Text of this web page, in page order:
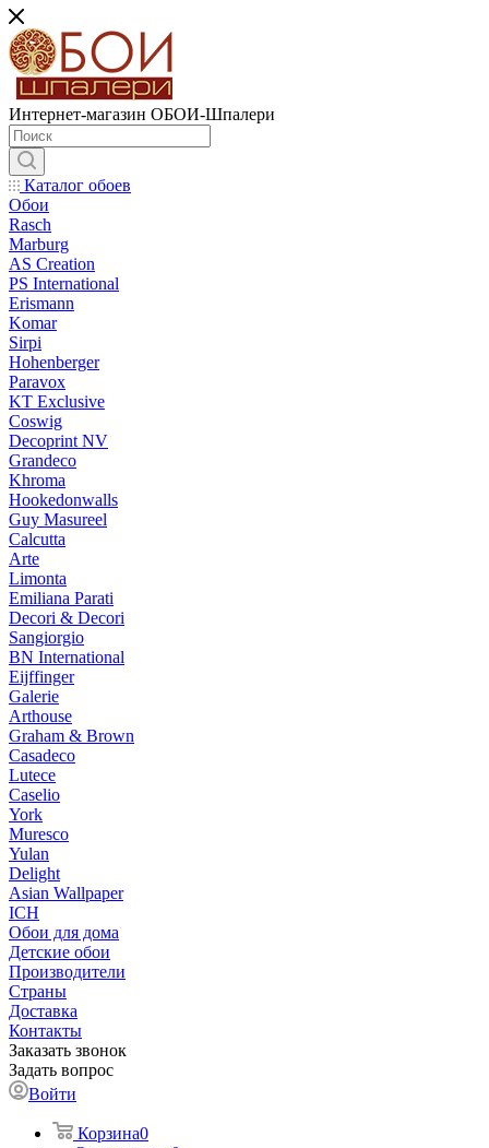
Интернет-магазин ОБОИ-Шпалери
Каталог обоев
Обои
Rasch
Marburg
AS Creation
PS International
Erismann
Komar
Sirpi
Hohenberger
Paravox
KT Exclusive
Coswig
Decoprint NV
Grandeco
Khroma
Hookedonwalls
Guy Masureel
Calcutta
Arte
Limonta
Emiliana Parati
Decori & Decori
Sangiorgio
BN International
Eijffinger
Galerie
Arthouse
Graham & Brown
Casadeco
Lutece
Caselio
York
Muresco
Yulan
Delight
Asian Wallpaper
ICH
Обои для дома
Детские обои
Производители
Страны
Доставка
Контакты
Заказать звонок
Задать вопрос
Войти
Корзина0